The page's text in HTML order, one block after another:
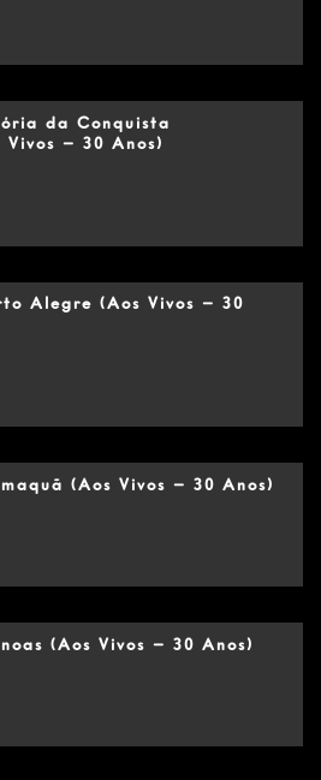
da Conquista
– 30 Anos)
Alegre (Aos Vivos – 30
(Aos Vivos – 30 Anos)
(Aos Vivos – 30 Anos)